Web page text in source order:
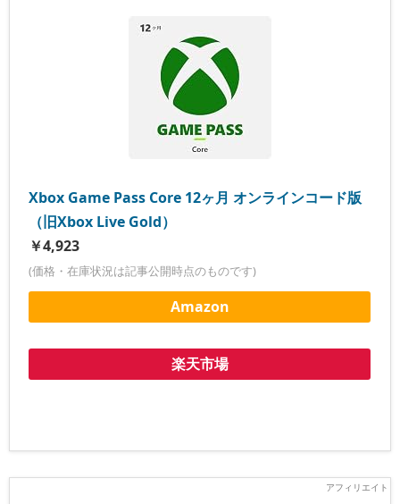
Xbox Game Pass Core 12ヶ月 オンラインコード版
（旧Xbox Live Gold）
￥4,923
(価格・在庫状況は記事公開時点のものです)
Amazon
楽天市場